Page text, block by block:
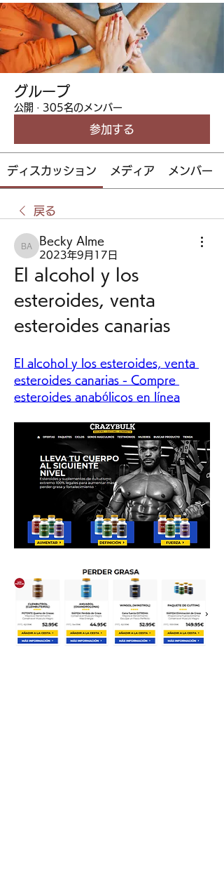
グループ
公開 · 305名のメンバー
参加する
ディスカッション メディア メンバー
戻る
Becky Alme
Becky Alme
2023年9月17日
El alcohol y los
esteroides, venta
esteroides canarias
El alcohol y los esteroides, venta
esteroides canarias - Compre
esteroides anabólicos en línea